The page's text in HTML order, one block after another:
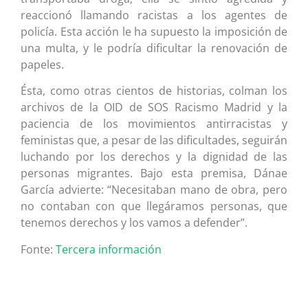
reaccionó llamando racistas a los agentes de
policía. Esta acción le ha supuesto la imposición de
una multa, y le podría dificultar la renovación de
papeles.
Ésta, como otras cientos de historias, colman los
archivos de la OID de SOS Racismo Madrid y la
paciencia de los movimientos antirracistas y
feministas que, a pesar de las dificultades, seguirán
luchando por los derechos y la dignidad de las
personas migrantes. Bajo esta premisa, Dánae
García advierte: “Necesitaban mano de obra, pero
no contaban con que llegáramos personas, que
tenemos derechos y los vamos a defender”.
Fonte: Tercera información